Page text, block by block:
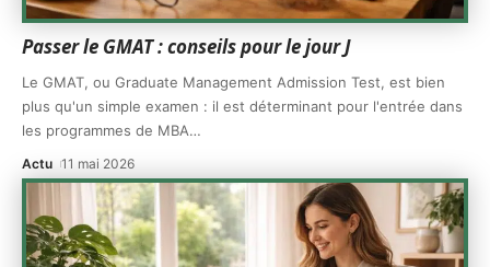
Passer le GMAT : conseils pour le jour J
Le GMAT, ou Graduate Management Admission Test, est bien
plus qu'un simple examen : il est déterminant pour l'entrée dans
les programmes de MBA…
Actu 11 mai 2026